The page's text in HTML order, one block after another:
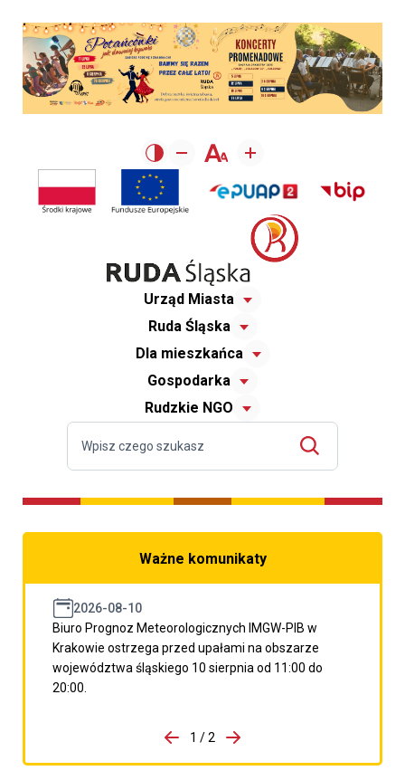
Urząd Miasta
Ruda Śląska
Dla mieszkańca
Gospodarka
Rudzkie NGO
Ważne komunikaty
2026-08-10
Biuro Prognoz Meteorologicznych IMGW-PIB w
Krakowie ostrzega przed upałami na obszarze
województwa śląskiego 10 sierpnia od 11:00 do
20:00.
porzpedniego komunikatu
1 / 2
Przejdź do następnego